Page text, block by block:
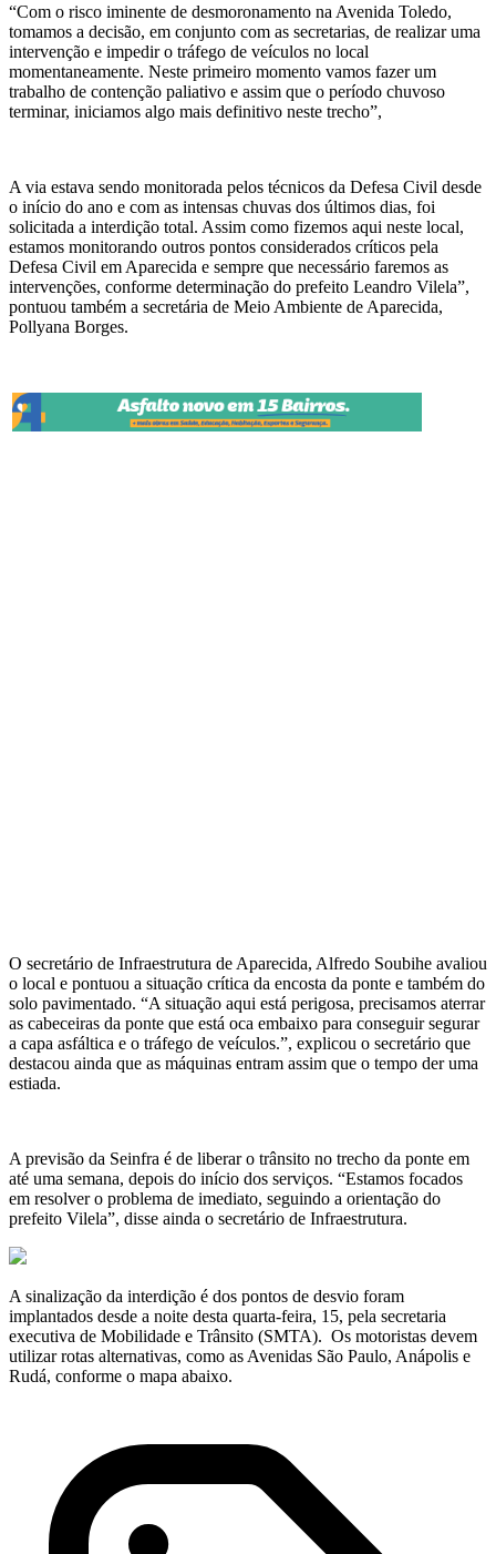
“Com o risco iminente de desmoronamento na Avenida Toledo,
tomamos a decisão, em conjunto com as secretarias, de realizar uma
intervenção e impedir o tráfego de veículos no local
momentaneamente. Neste primeiro momento vamos fazer um
trabalho de contenção paliativo e assim que o período chuvoso
terminar, iniciamos algo mais definitivo neste trecho”,
A via estava sendo monitorada pelos técnicos da Defesa Civil desde
o início do ano e com as intensas chuvas dos últimos dias, foi
solicitada a interdição total. Assim como fizemos aqui neste local,
estamos monitorando outros pontos considerados críticos pela
Defesa Civil em Aparecida e sempre que necessário faremos as
intervenções, conforme determinação do prefeito Leandro Vilela”,
pontuou também a secretária de Meio Ambiente de Aparecida,
Pollyana Borges.
O secretário de Infraestrutura de Aparecida, Alfredo Soubihe avaliou
o local e pontuou a situação crítica da encosta da ponte e também do
solo pavimentado. “A situação aqui está perigosa, precisamos aterrar
as cabeceiras da ponte que está oca embaixo para conseguir segurar
a capa asfáltica e o tráfego de veículos.”, explicou o secretário que
destacou ainda que as máquinas entram assim que o tempo der uma
estiada.
A previsão da Seinfra é de liberar o trânsito no trecho da ponte em
até uma semana, depois do início dos serviços. “Estamos focados
em resolver o problema de imediato, seguindo a orientação do
prefeito Vilela”, disse ainda o secretário de Infraestrutura.
A sinalização da interdição é dos pontos de desvio foram
implantados desde a noite desta quarta-feira, 15, pela secretaria
executiva de Mobilidade e Trânsito (SMTA). Os motoristas devem
utilizar rotas alternativas, como as Avenidas São Paulo, Anápolis e
Rudá, conforme o mapa abaixo.